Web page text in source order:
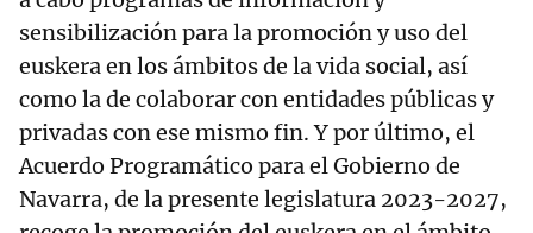
sensibilización para la promoción y uso del
euskera en los ámbitos de la vida social, así
como la de colaborar con entidades públicas y
privadas con ese mismo fin. Y por último, el
Acuerdo Programático para el Gobierno de
Navarra, de la presente legislatura 2023-2027,